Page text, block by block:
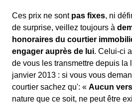
Ces prix ne sont pas fixes, ni
de surprise, veillez toujours à
honoraires du courtier
engager auprès de lui. Celui-ci
de vous les transmettre depuis la
janvier 2013 : si vous vous
courtier sachez qu': « Aucun
nature que ce soit, ne peut être